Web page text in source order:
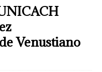
Venustiano